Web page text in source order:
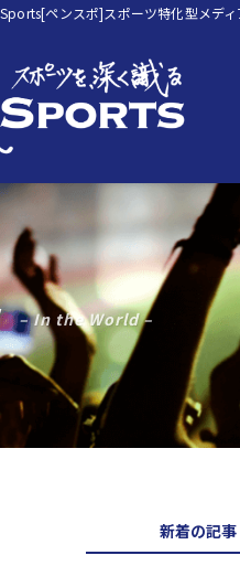
ペンスポ]スポーツ特化型メディ
– In the World –
新着の記事